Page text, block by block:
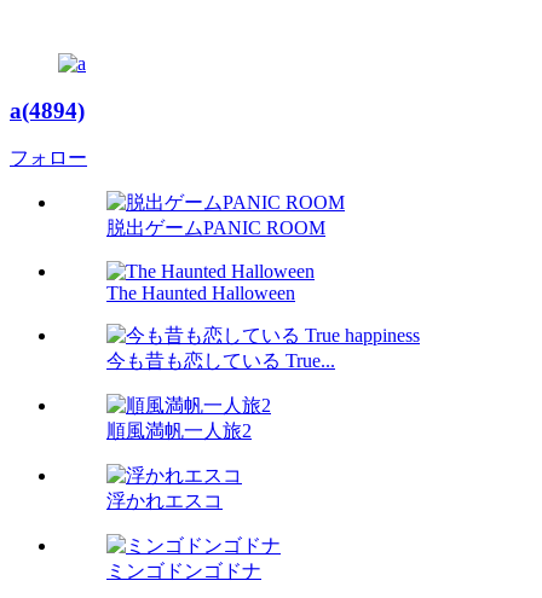
a(4894)
フォロー
脱出ゲームPANIC ROOM
The Haunted Halloween
今も昔も恋している True...
順風満帆一人旅2
浮かれエスコ
ミンゴドンゴドナ